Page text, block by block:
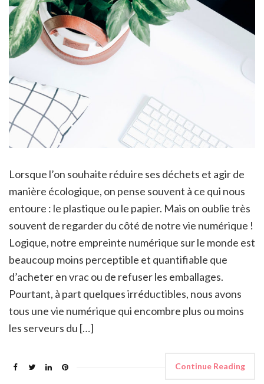
Lorsque l’on souhaite réduire ses déchets et agir de
manière écologique, on pense souvent à ce qui nous
entoure : le plastique ou le papier. Mais on oublie très
souvent de regarder du côté de notre vie numérique !
Logique, notre empreinte numérique sur le monde est
beaucoup moins perceptible et quantifiable que
d’acheter en vrac ou de refuser les emballages.
Pourtant, à part quelques irréductibles, nous avons
tous une vie numérique qui encombre plus ou moins
les serveurs du […]
Continue Reading